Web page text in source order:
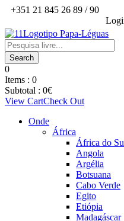
+351 21 845 26 89 / 90
0
Items : 0
Subtotal : 0€
View CartCheck Out
Onde
África
África do
Angola
Argélia
Botsuana
Cabo Verde
Egito
Etiópia
Madagáscar